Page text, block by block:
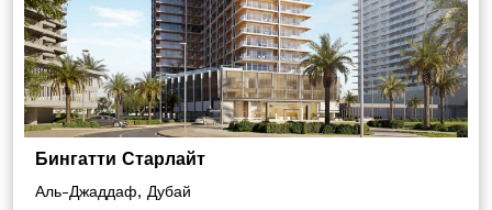
Бингатти Старлайт
Аль-Джаддаф, Дубай